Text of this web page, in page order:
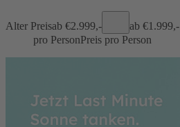
Alter Preisab €2.999,- ab €1.999,-
pro PersonPreis pro Person